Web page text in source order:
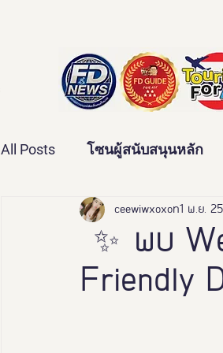
All Posts โซนผู้สนับสนุนหลัก
เทคโนโลยีเพื่อสุขภาพ วัฒ
บ้านและคุณภาพชีวิต ข่าว
✨ พบ
Friendly
ceewiwxoxo 1 พ.ย.